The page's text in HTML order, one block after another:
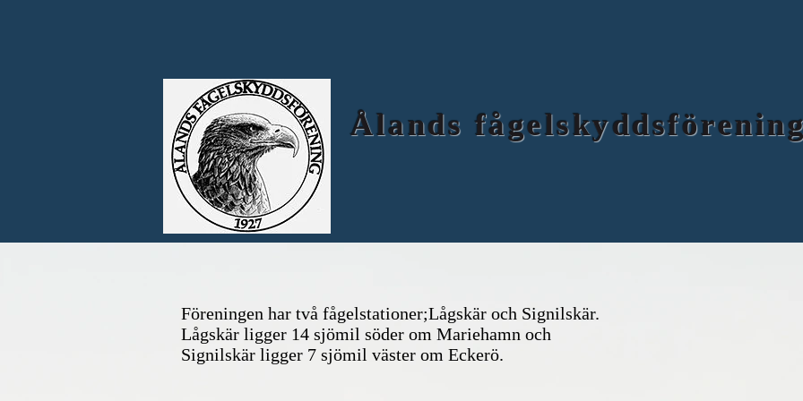
Ålands
Föreningen har två fågelstationer;Lågskär och Signilskär.
Lågskär ligger 14 sjömil söder om Mariehamn och
Signilskär ligger 7 sjömil väster om Eckerö.